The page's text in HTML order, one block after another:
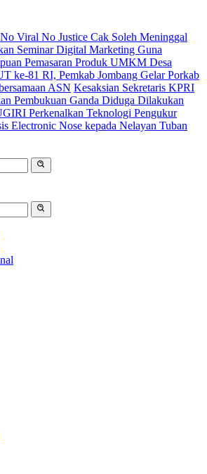
Viral No Justice Cak Soleh Meninggal
Seminar Digital Marketing Guna
Pemasaran Produk UMKM Desa
ke-81 RI, Pemkab Jombang Gelar Porkab
ASN Kesaksian Sekretaris KPRI
Pembukuan Ganda Diduga Dilakukan
Perkenalkan Teknologi Pengukur
Electronic Nose kepada Nelayan Tuban